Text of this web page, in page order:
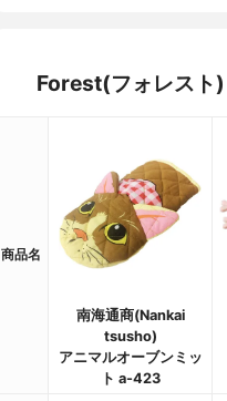
Forest(フォレスト)
商品名
南海通商(Nankai
tsusho)
アニマルオーブンミッ
ト a-423